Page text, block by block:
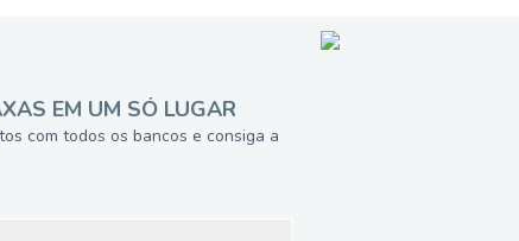
EM UM SÓ LUGAR
com todos os bancos e consiga a